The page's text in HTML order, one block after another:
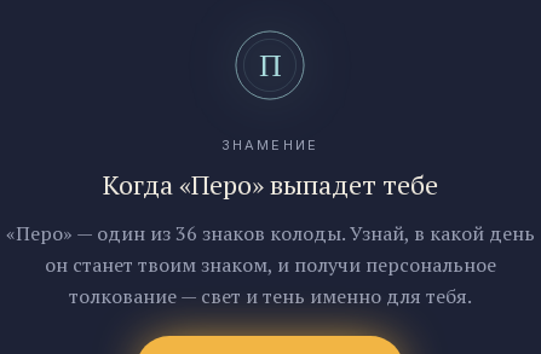
ЗНАМЕНИЕ
Когда «Перо» выпадет тебе
«Перо» — один из 36 знаков колоды. Узнай, в какой день
он станет твоим знаком, и получи персональное
толкование — свет и тень именно для тебя.